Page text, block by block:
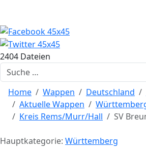
2404 Dateien
Suchen
Home Wappen Deutschland
Aktuelle Wappen
Kreis Rems/Murr/Hall
SV
Hauptkategorie: Württemberg